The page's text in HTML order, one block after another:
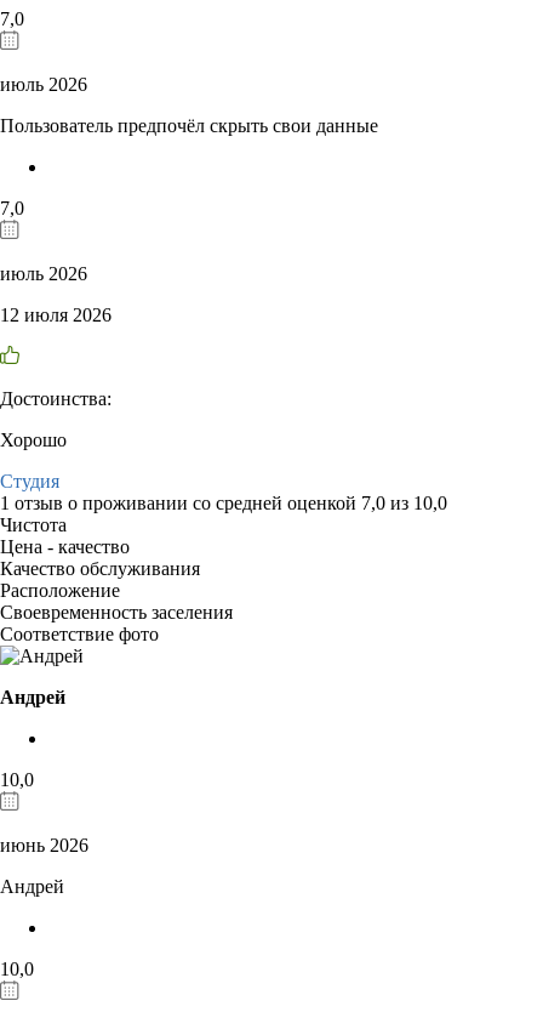
7,0
июль 2026
Пользователь предпочёл скрыть свои данные
7,0
июль 2026
12 июля 2026
Достоинства:
Хорошо
Студия
1 отзыв о проживании со средней оценкой 7,0 из 10,0
Чистота
Цена - качество
Качество обслуживания
Расположение
Своевременность заселения
Соответствие фото
Андрей
10,0
июнь 2026
Андрей
10,0